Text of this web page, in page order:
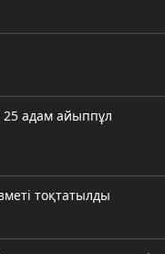
25 адам айыппұл
тоқтатылды